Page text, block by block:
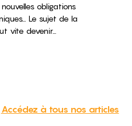
obligations
Le sujet de la
vite devenir...
Accédez à tous nos articles